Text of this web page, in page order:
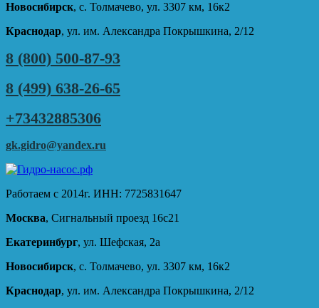
Новосибирск, с. Толмачево, ул. 3307 км, 16к2
Краснодар, ул. им. Александра Покрышкина, 2/12
8 (800) 500-87-93
8 (499) 638-26-65
+73432885306
gk.gidro@yandex.ru
Работаем с 2014г. ИНН: 7725831647
Москва, Сигнальный проезд 16с21
Екатеринбург, ул. Шефская, 2а
Новосибирск, с. Толмачево, ул. 3307 км, 16к2
Краснодар, ул. им. Александра Покрышкина, 2/12